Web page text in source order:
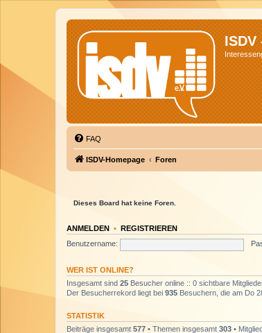
ISDV
FAQ
ISDV-Homepage Foren
Dieses Board hat keine Foren.
ANMELDEN • REGISTRIEREN
Benutzername:
WER IST ONLINE?
Insgesamt sind 25 Besucher online :: 0 sichtbare
Der Besucherrekord liegt bei 935 Besuchern, die am Do
STATISTIK
Beiträge insgesamt 577 • Themen insgesamt 303 •